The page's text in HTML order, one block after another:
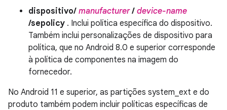
dispositivo/ manufacturer/ device-name
/sepolicy . Inclui política específica do dispositivo.
Também inclui personalizações de dispositivo para
política, que no Android 8.0 e superior corresponde
à política de componentes na imagem do
fornecedor.
No Android 11 e superior, as partições system_ext e do
produto também podem incluir políticas específicas de